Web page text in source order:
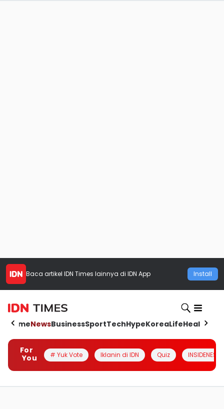
Baca artikel IDN Times lainnya di IDN App Install
HomeNewsBusinessSportTechHypeKoreaLifeHealth
For
You
# Yuk Vote Iklanin di IDN Quiz INSIDENESIA